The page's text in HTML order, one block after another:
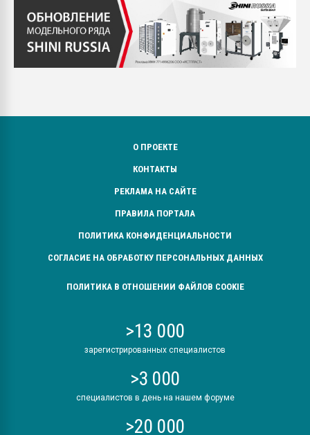
О ПРОЕКТЕ
КОНТАКТЫ
РЕКЛАМА НА САЙТЕ
ПРАВИЛА ПОРТАЛА
ПОЛИТИКА КОНФИДЕНЦИАЛЬНОСТИ
СОГЛАСИЕ НА ОБРАБОТКУ ПЕРСОНАЛЬНЫХ ДАННЫХ
ПОЛИТИКА В ОТНОШЕНИИ ФАЙЛОВ COOKIE
>13 000
зарегистрированных специалистов
>3 000
специалистов в день на нашем форуме
>20 000